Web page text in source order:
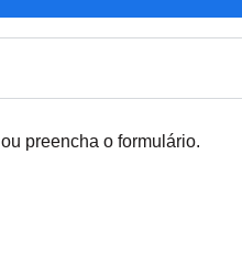
preencha o formulário.